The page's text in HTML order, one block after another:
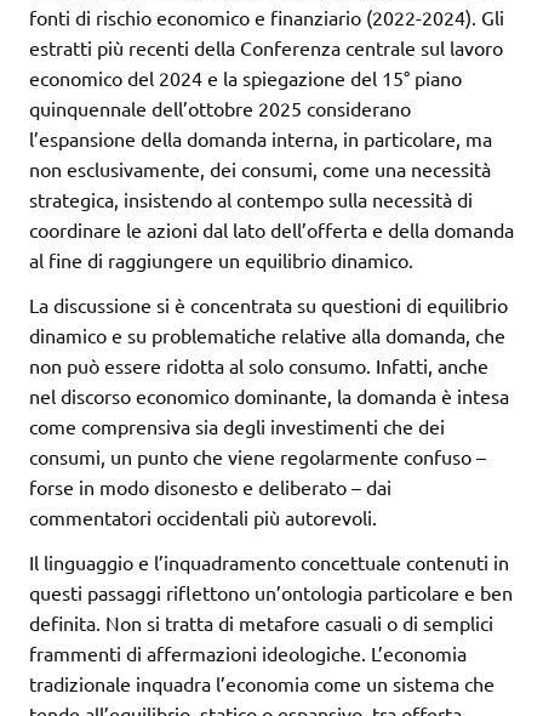
fonti di rischio economico e finanziario (2022-2024). Gli
estratti più recenti della Conferenza centrale sul lavoro
economico del 2024 e la spiegazione del 15° piano
quinquennale dell’ottobre 2025 considerano
l’espansione della domanda interna, in particolare, ma
non esclusivamente, dei consumi, come una necessità
strategica, insistendo al contempo sulla necessità di
coordinare le azioni dal lato dell’offerta e della domanda
al fine di raggiungere un equilibrio dinamico.
La discussione si è concentrata su questioni di equilibrio
dinamico e su problematiche relative alla domanda, che
non può essere ridotta al solo consumo. Infatti, anche
nel discorso economico dominante, la domanda è intesa
come comprensiva sia degli investimenti che dei
consumi, un punto che viene regolarmente confuso –
forse in modo disonesto e deliberato – dai
commentatori occidentali più autorevoli.
Il linguaggio e l’inquadramento concettuale contenuti in
questi passaggi riflettono un’ontologia particolare e ben
definita. Non si tratta di metafore casuali o di semplici
frammenti di affermazioni ideologiche. L’economia
tradizionale inquadra l’economia come un sistema che